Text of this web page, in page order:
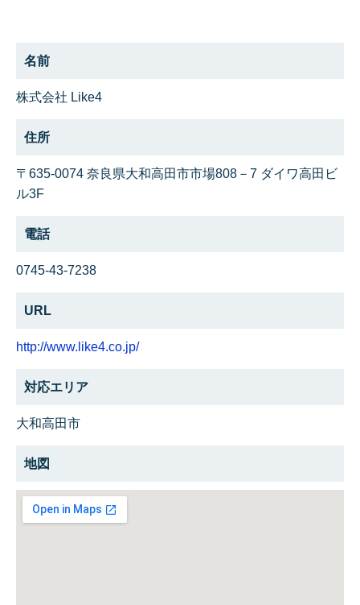
名前
株式会社 Like4
住所
〒635-0074 奈良県大和高田市市場808－7 ダイワ高田ビ
ル3F
電話
0745-43-7238
URL
http://www.like4.co.jp/
対応エリア
大和高田市
地図